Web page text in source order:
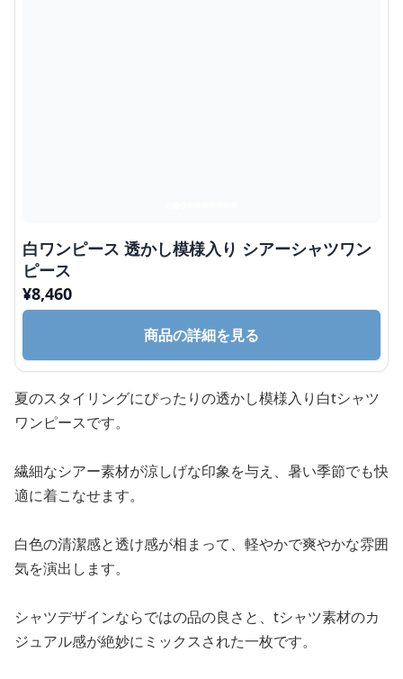
白ワンピース 透かし模様入り シアーシャツワン
ピース
¥8,460
商品の詳細を見る
夏のスタイリングにぴったりの透かし模様入り白tシャツ
ワンピースです。
繊細なシアー素材が涼しげな印象を与え、暑い季節でも快
適に着こなせます。
白色の清潔感と透け感が相まって、軽やかで爽やかな雰囲
気を演出します。
シャツデザインならではの品の良さと、tシャツ素材のカ
ジュアル感が絶妙にミックスされた一枚です。